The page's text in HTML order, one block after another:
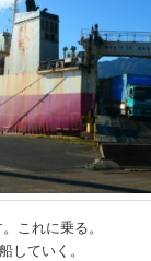
これに乗る。
していく。